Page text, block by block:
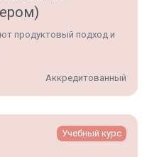
продуктовый подход и
Аккредитованный
Учебный курс